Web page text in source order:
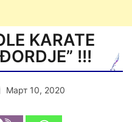
KARATE
!!!
Март 10, 2020